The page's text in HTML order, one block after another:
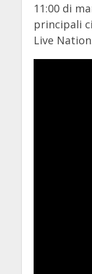
11:00 di
principali
Live